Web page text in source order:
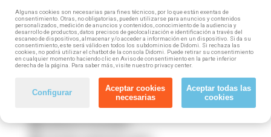
discotecas.
Si trabajas en este sector (tanto por cuenta propia
como por cuenta ajena) puedes acceder a esta
formación gratuita, 100% subvencionada. ¿Cómo?
¡Muy fácil! Tan solo tienes que seguir estos
1️⃣ Elige tu curso
2️⃣ Rellena el formulario
Algunas cookies son necesarias para fines técnicos, por lo que están exentas de
consentimiento. Otras, no obligatorias, pueden utilizarse para anuncios y contenidos
personalizados, medición de anuncios y contenidos, conocimiento de la audiencia y
desarrollo de productos, datos precisos de geolocalización e identificación a través del
escaneo de dispositivos, almacenar y/o acceder a información en un dispositivo. Si da su
consentimiento, este será válido en todos los subdominios de Didomi. Si rechaza las
cookies, no podrá utilizar el chatbot de la consola Didomi. Puede retirar su consentimiento
en cualquier momento haciendo clic en Aviso de consentimiento en la parte inferior
derecha de la página. Para saber más, visite nuestro privacy center.
Configurar
Aceptar cookies
necesarias
Aceptar todas las
cookies